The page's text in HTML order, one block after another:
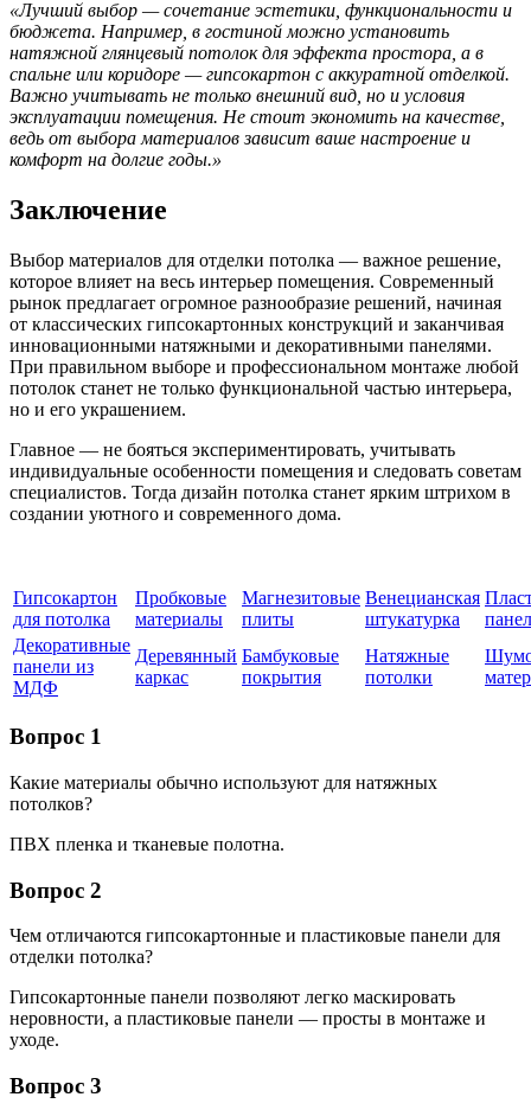
«Лучший выбор — сочетание эстетики, функциональности и
бюджета. Например, в гостиной можно установить
натяжной глянцевый потолок для эффекта простора, а в
спальне или коридоре — гипсокартон с аккуратной отделкой.
Важно учитывать не только внешний вид, но и условия
эксплуатации помещения. Не стоит экономить на качестве,
ведь от выбора материалов зависит ваше настроение и
комфорт на долгие годы.»
Заключение
Выбор материалов для отделки потолка — важное решение,
которое влияет на весь интерьер помещения. Современный
рынок предлагает огромное разнообразие решений, начиная
от классических гипсокартонных конструкций и заканчивая
инновационными натяжными и декоративными панелями.
При правильном выборе и профессиональном монтаже любой
потолок станет не только функциональной частью интерьера,
но и его украшением.
Главное — не бояться экспериментировать, учитывать
индивидуальные особенности помещения и следовать советам
специалистов. Тогда дизайн потолка станет ярким штрихом в
создании уютного и современного дома.
Гипсокартон
для потолка
Пробковые
материалы
Магнезитовые
плиты
Венецианская
штукатурка
Декоративные
панели из
МДФ
Деревянный
каркас
Бамбуковые
покрытия
Натяжные
потолки
Вопрос 1
Какие материалы обычно используют для натяжных
потолков?
ПВХ пленка и тканевые полотна.
Вопрос 2
Чем отличаются гипсокартонные и пластиковые панели для
отделки потолка?
Гипсокартонные панели позволяют легко маскировать
неровности, а пластиковые панели — просты в монтаже и
уходе.
Вопрос 3